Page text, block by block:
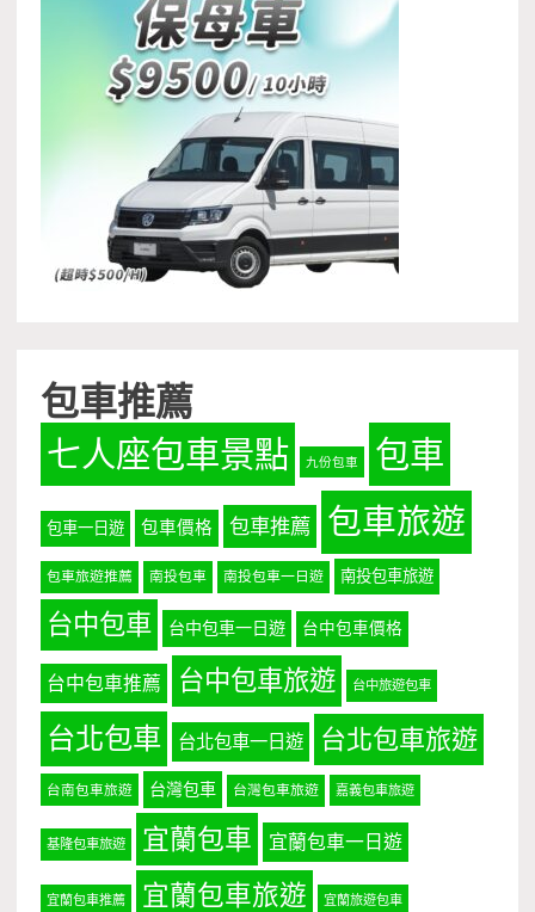
包車推薦
七人座包車景點 九份包車 包車
包車一日遊 包車價格 包車推薦 包車旅遊
包車旅遊推薦 南投包車 南投包車一日遊 南投包車旅遊
台中包車 台中包車一日遊 台中包車價格
台中包車推薦 台中包車旅遊 台中旅遊包車
台北包車 台北包車一日遊 台北包車旅遊
台南包車旅遊 台灣包車 台灣包車旅遊 嘉義包車旅遊
基隆包車旅遊 宜蘭包車 宜蘭包車一日遊
宜蘭包車推薦 宜蘭包車旅遊 宜蘭旅遊包車